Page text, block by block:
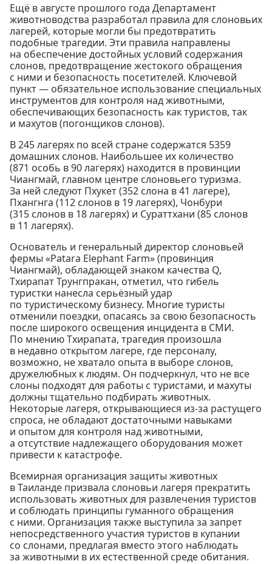
Ещё в августе прошлого года Департамент
животноводства разработал правила для слоновьих
лагерей, которые могли бы предотвратить
подобные трагедии. Эти правила направлены
на обеспечение достойных условий содержания
слонов, предотвращение жестокого обращения
с ними и безопасность посетителей. Ключевой
пункт — обязательное использование специальных
инструментов для контроля над животными,
обеспечивающих безопасность как туристов, так
и махутов (погонщиков слонов).
В 245 лагерях по всей стране содержатся 5359
домашних слонов. Наибольшее их количество
(871 особь в 90 лагерях) находится в провинции
Чиангмай, главном центре слоновьего туризма.
За ней следуют Пхукет (352 слона в 41 лагере),
Пхангнга (112 слонов в 19 лагерях), Чонбури
(315 слонов в 18 лагерях) и Сураттхани (85 слонов
в 11 лагерях).
Основатель и генеральный директор слоновьей
фермы «Patara Elephant Farm» (провинция
Чиангмай), обладающей знаком качества Q,
Тхирапат Трунгпракан, отметил, что гибель
туристки нанесла серьёзный удар
по туристическому бизнесу. Многие туристы
отменили поездки, опасаясь за свою безопасность
после широкого освещения инцидента в СМИ.
По мнению Тхирапата, трагедия произошла
в недавно открытом лагере, где персоналу,
возможно, не хватало опыта в выборе слонов,
дружелюбных к людям. Он подчеркнул, что не все
слоны подходят для работы с туристами, и махуты
должны тщательно подбирать животных.
Некоторые лагеря, открывающиеся из-за растущего
спроса, не обладают достаточными навыками
и опытом для контроля над животными,
а отсутствие надлежащего оборудования может
привести к катастрофе.
Всемирная организация защиты животных
в Таиланде призвала слоновьи лагеря прекратить
использовать животных для развлечения туристов
и соблюдать принципы гуманного обращения
с ними. Организация также выступила за запрет
непосредственного участия туристов в купании
со слонами, предлагая вместо этого наблюдать
за животными в их естественной среде обитания.